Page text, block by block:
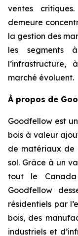
ventes
demeure
la gestion des
les segments
marché évoluent.
À propos de
Goodfellow est
bois à valeur
de matériaux de
sol. Grâce à un
tout le
Goodfellow
résidentiels par
bois, des
industriels et